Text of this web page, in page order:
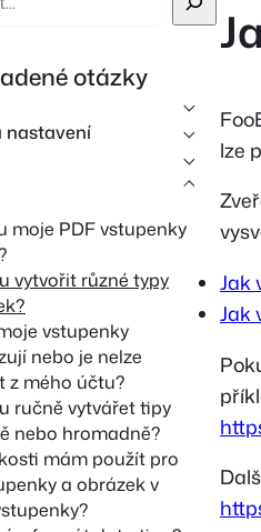
otázky
nastavení
moje PDF vstupenky
vytvořit různé typy
vstupenky
nebo je nelze
z mého účtu?
ručně vytvářet tipy
nebo hromadně?
mám použít pro
a obrázek v
lze
Jak
Jak